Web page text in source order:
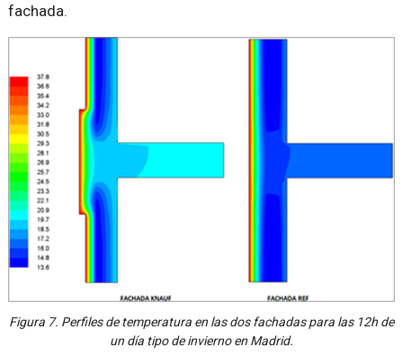
fachada.
Figura 7. Perfiles de temperatura en las dos fachadas para las 12h de
un día tipo de invierno en Madrid.